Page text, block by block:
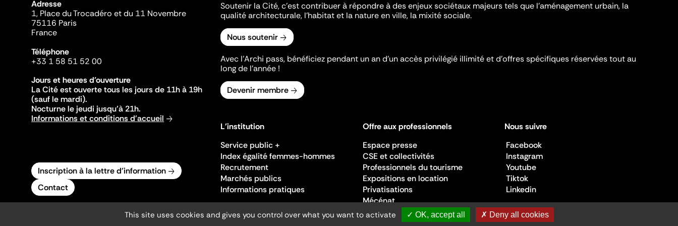
Adresse
1, Place du Trocadéro et du 11 Novembre
75116 Paris
France
Téléphone
+33 1 58 51 52 00
Jours et heures d'ouverture
La Cité est ouverte tous les jours de 11h à 19h
(sauf le mardi).
Nocturne le jeudi jusqu'à 21h.
Informations et conditions d'accueil
Inscription à la lettre d'information
Contact
Soutenir la Cité, c'est contribuer à répondre à des enjeux sociétaux majeurs tels que l'aménagement urbain, la
qualité architecturale, l'habitat et la nature en ville, la mixité sociale.
Nous soutenir
Avec l’Archi pass, bénéficiez pendant un an d’un accès privilégié illimité et d’offres spécifiques réservées tout au
long de l’année !
Devenir membre
L'institution
Service public +
Index égalité femmes-hommes
Recrutement
Marchés publics
Informations pratiques
Offre aux professionnels
Espace presse
CSE et collectivités
Professionnels du tourisme
Expositions en location
Privatisations
Mécénat
Nous suivre
Facebook
Instagram
Youtube
Tiktok
Linkedin
This site uses cookies and gives you control over what you want to activate ✓ OK, accept all ✗ Deny all cookies